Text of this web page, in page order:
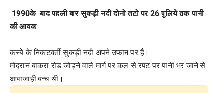
1990के बाद पहली बार सुकड़ी नदी दोनो तटो पर 26 पुलिये तक पानी
की आवक
कस्बे के निकटवर्ती सुकड़ी नदी अपने उफान पर है।
मोदरान बाकरा रोड जोड़ने वाले मार्ग पर कल से रपट पर पानी भर जाने से
आवाजाही बन्ध थी।